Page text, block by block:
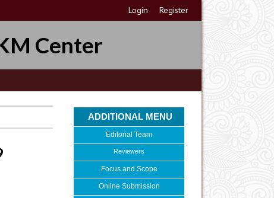
Login Register
Center
ADDITIONAL MENU
Editorial Team
Reviewers
Focus and Scope
Online Submission